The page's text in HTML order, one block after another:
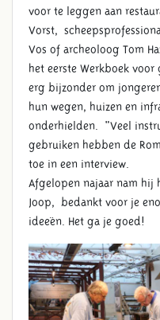
voor te leggen aan
Vorst,
Vos of archeoloog Tom
het eerste Werkboek
erg bijzonder om
hun wegen, huizen en
onderhielden. "Veel
gebruiken hebben de
toe in een interview.
Afgelopen najaar nam hij
Joop, bedankt voor je
ideeën. Het ga je goed!